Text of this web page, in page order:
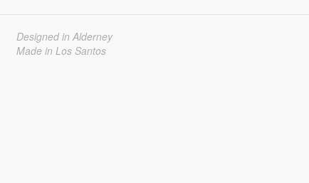
Designed in Alderney
Made in Los Santos